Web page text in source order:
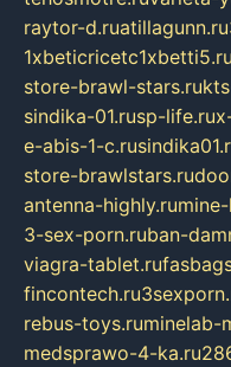
raytor-d.ruatillagunn.ru
1xbeticricetc1xbetti5.ru
store-brawl-stars.ru
sindika-01.rusp-life.ru
e-abis-1-c.ru
store-brawlstars.ru
antenna-highly.ru
3-sex-porn.ruban-
viagra-tablet.ru
fincontech.ru
rebus-toys.ruminelab-
medsprawo-4-ka.ru